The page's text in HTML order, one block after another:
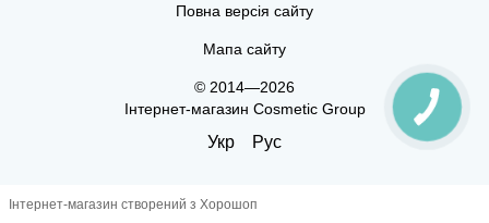
Повна версія сайту
Мапа сайту
© 2014—2026
Інтернет-магазин Cosmetic Group
Укр Рус
Інтернет-магазин створений з Хорошоп